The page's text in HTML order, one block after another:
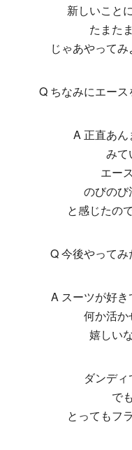
新しいこと
たまた
じゃあやってみ
Q ちなみにエー
A 正直あ
みて
エー
のびのび
と感じたの
Q 今後やって
A スーツが好
何か活か
嬉しい
ダンディ
で
とってもフ